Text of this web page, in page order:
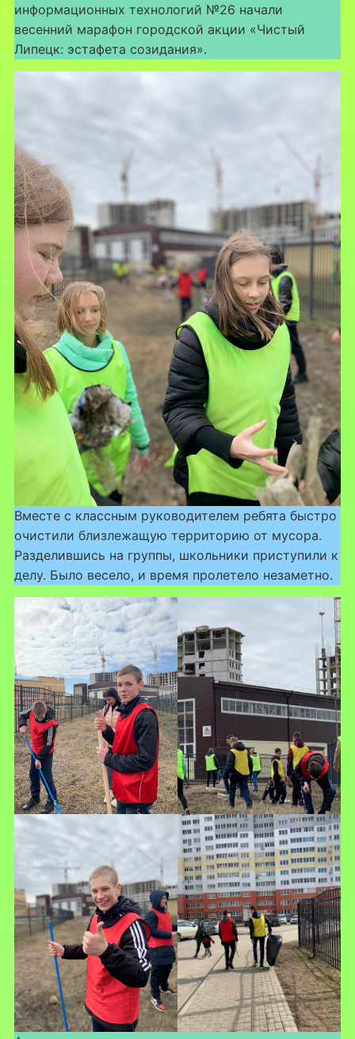
информационных технологий №26 начали
весенний марафон городской акции «Чистый
Липецк: эстафета созидания».
Вместе с классным руководителем ребята быстро
очистили близлежащую территорию от мусора.
Разделившись на группы, школьники приступили к
делу. Было весело, и время пролетело незаметно.